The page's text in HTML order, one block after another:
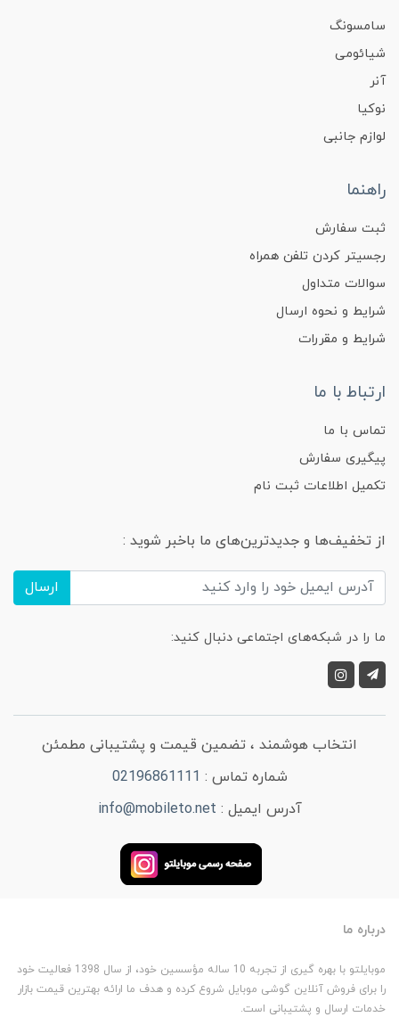
سامسونگ
شیائومی
آنر
نوکیا
لوازم جانبی
راهنما
ثبت سفارش
رجسیتر کردن تلفن همراه
سوالات متداول
شرایط و نحوه ارسال
شرایط و مقررات
ارتباط با ما
تماس با ما
پیگیری سفارش
تکمیل اطلاعات ثبت نام
از تخفیف‌ها و جدیدترین‌های ما باخبر شوید :
ارسال
ما را در شبکه‌های اجتماعی دنبال کنید:
انتخاب هوشمند ، تضمین قیمت و پشتیبانی مطمئن
شماره تماس : 02196861111
آدرس ایمیل : info@mobileto.net
درباره ما
موبایلتو با بهره گیری از تجربه 10 ساله مؤسسین خود، از سال 1398 فعالیت خود
را برای فروش آنلاین گوشی موبایل شروع کرده و هدف ما ارائه بهترین قیمت بازار
خدمات ارسال و پشتیبانی است.